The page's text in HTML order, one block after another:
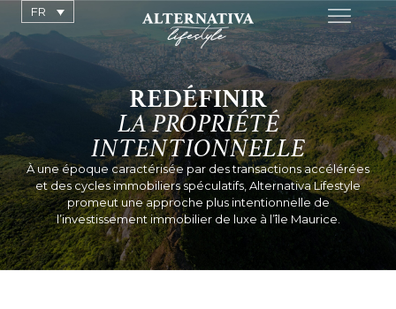
FR
REDÉFINIR
LA PROPRIÉTÉ
INTENTIONNELLE
À une époque caractérisée par des transactions accélérées
et des cycles immobiliers spéculatifs, Alternativa Lifestyle
promeut une approche plus intentionnelle de
l’investissement immobilier de luxe à l’île Maurice.